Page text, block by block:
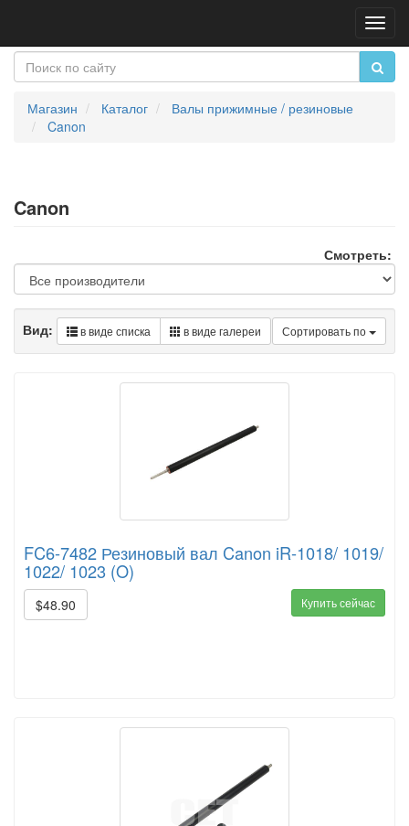
Магазин Каталог
Валы прижимные / резиновые
Canon
Canon
Смотреть:
Сортировать по
Вид: в виде списка в виде галереи
FC6-7482 Резиновый вал Canon iR-1018/ 1019/
1022/ 1023 (O)
$48.90 Купить сейчас